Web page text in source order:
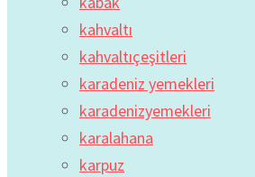
kahvaltı
kahvaltıçeşitleri
karadeniz yemekleri
karadenizyemekleri
karalahana
karpuz